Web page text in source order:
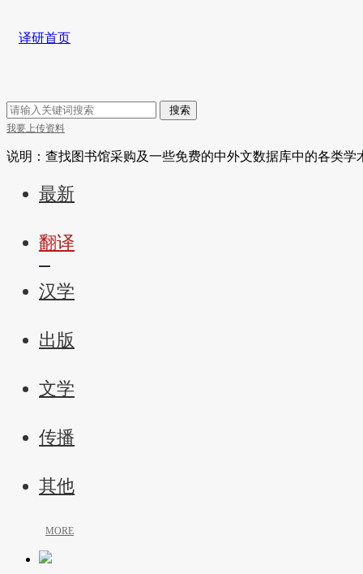
译研首页
搜索
我要上传资料
说明：查找图书馆采购及一些免费的中外文数据库中的各类学
最新
翻译
汉学
出版
文学
传播
其他
MORE